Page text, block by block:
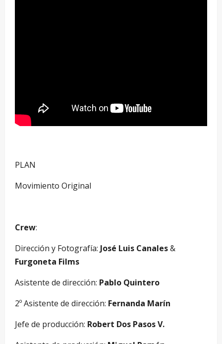
PLAN
Movimiento Original
Crew:
Dirección y Fotografía: José Luis Canales&
Furgoneta Films
Asistente de dirección: Pablo Quintero
2º Asistente de dirección: Fernanda Marín
Jefe de producción: Robert Dos Pasos V.